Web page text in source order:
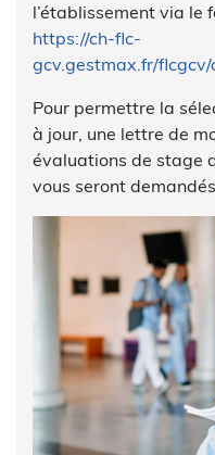
l’établissement via le
https://ch-flc-
gcv.gestmax.fr/
Pour permettre la
à jour, une lettre de
évaluations de stage
vous seront